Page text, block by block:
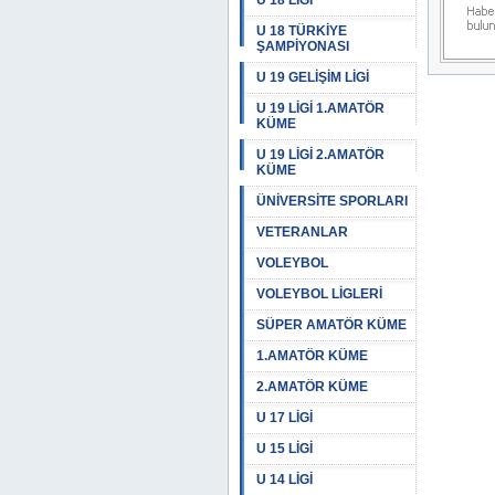
U 18 TÜRKİYE
ŞAMPİYONASI
U 19 GELİŞİM LİGİ
U 19 LİGİ 1.AMATÖR
KÜME
U 19 LİGİ 2.AMATÖR
KÜME
ÜNİVERSİTE SPORLARI
VETERANLAR
VOLEYBOL
VOLEYBOL LİGLERİ
SÜPER AMATÖR KÜME
1.AMATÖR KÜME
2.AMATÖR KÜME
U 17 LİGİ
U 15 LİGİ
U 14 LİGİ